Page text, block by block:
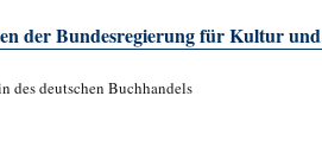
der Bundesregierung für Kultur